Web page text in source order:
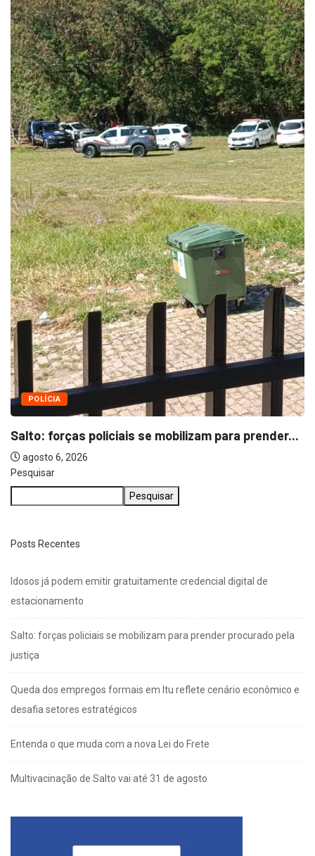
POLÍCIA
Salto: forças policiais se mobilizam para prender...
agosto 6, 2026
Pesquisar
Pesquisar
Posts Recentes
Idosos já podem emitir gratuitamente credencial digital de
estacionamento
Salto: forças policiais se mobilizam para prender procurado pela
justiça
Queda dos empregos formais em Itu reflete cenário econômico e
desafia setores estratégicos
Entenda o que muda com a nova Lei do Frete
Multivacinação de Salto vai até 31 de agosto